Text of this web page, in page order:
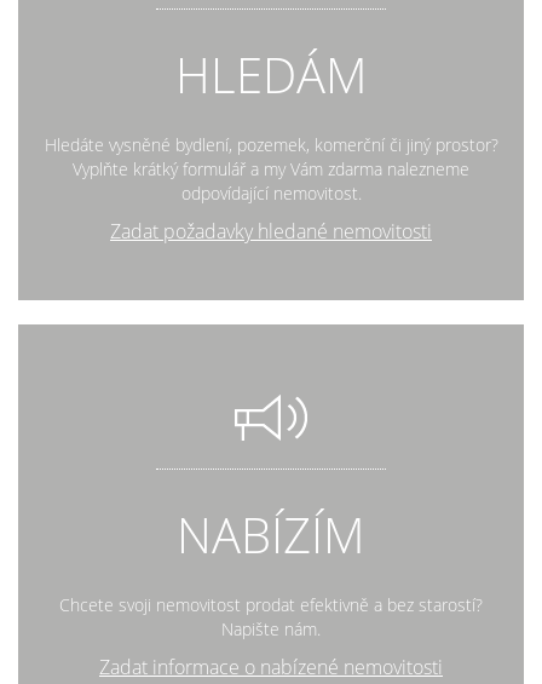
HLEDÁM
Hledáte vysněné bydlení, pozemek, komerční či jiný prostor?
Vyplňte krátký formulář a my Vám zdarma nalezneme
odpovídající nemovitost.
Zadat požadavky hledané nemovitosti
NABÍZÍM
Chcete svoji nemovitost prodat efektivně a bez starostí?
Napište nám.
Zadat informace o nabízené nemovitosti